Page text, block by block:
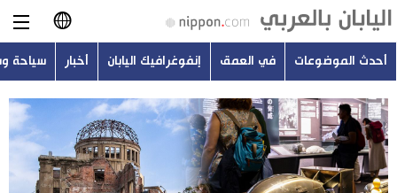
日本語
English
简体字
أحدث الموضوعات
أحدث الموضوعات في العمق إنفوغرافيك اليابان أخبار سياحة